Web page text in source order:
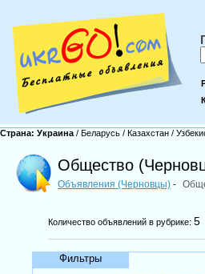
Страна: Украина / Беларусь / Казахстан /
Общество
Объявления (Черновцы) -
Количество объявлений в рубрике: 5
Фильтры